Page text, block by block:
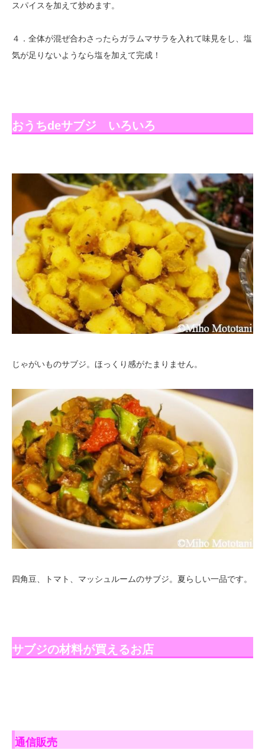
スパイスを加えて炒めます。
４．全体が混ぜ合わさったらガラムマサラを入れて味見をし、塩
気が足りないようなら塩を加えて完成！
おうちdeサブジ いろいろ
じゃがいものサブジ。ほっくり感がたまりません。
四角豆、トマト、マッシュルームのサブジ。夏らしい一品です。
サブジの材料が買えるお店
通信販売